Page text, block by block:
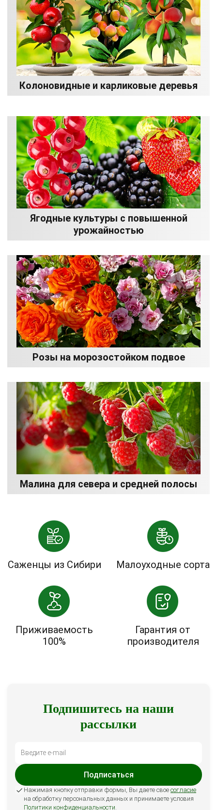
Колоновидные и карликовые деревья
Ягодные культуры с повышенной
урожайностью
Розы на морозостойком подвое
Малина для севера и средней полосы
Саженцы из Сибири Малоуходные сорта
Приживаемость
100%
Гарантия от
производителя
Подпишитесь на наши
рассылки
Подписаться
Нажимая кнопку отправки формы, Вы даете свое согласие
на обработку персональных данных и принимаете условия
Политики конфиденциальности.